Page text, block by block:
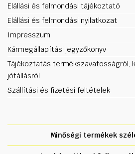
Elállási és felmondási tájékoztató
Elállási és felmondási nyilatkozat
Impresszum
Kármegállapítási jegyzőkönyv
Tájékoztatás termékszavatosságról,
jótállásról
Szállítási és fizetési feltételek
Minőségi termékek